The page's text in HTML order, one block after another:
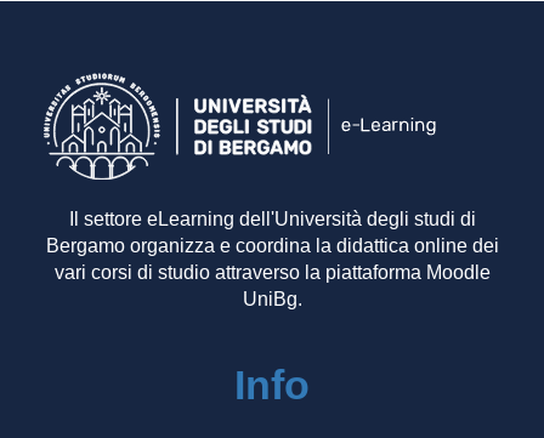
Il settore eLearning dell'Università degli studi di
Bergamo organizza e coordina la didattica online dei
vari corsi di studio attraverso la piattaforma Moodle
UniBg.
Info